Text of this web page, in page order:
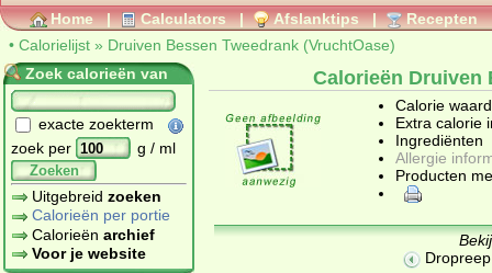
Home | Calculators | Afslanktips | Recepten
• Calorielijst » Druiven Bessen Tweedrank (VruchtOase)
Zoek calorieën van
exacte zoekterm
zoek per
g / ml
Zoeken
Uitgebreid zoeken
Calorieën per portie
Calorieën archief
Voor je website
Calorieën Druiven
Calorie
Extra calorie
Ingrediënten
Allergie
Producten